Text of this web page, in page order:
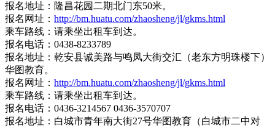
报名地址：隆昌花园二期北门东50米。
报名网址： http://bm.huatu.com/zhaosheng/jl/gkms.html
乘车路线：请乘坐出租车到达。
报名电话：0438-8233789
报名地址：乾安县诚美路与鸣凤大街交汇（老东方明珠楼下）
华图教育。
报名网址： http://bm.huatu.com/zhaosheng/jl/gkms.html
乘车路线：请乘坐出租车到达。
报名电话：0436-3214567 0436-3570707
报名地址：白城市青年南大街27号华图教育（白城市二中对